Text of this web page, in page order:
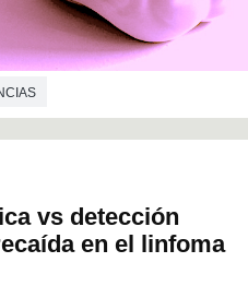
vs detección
en el linfoma